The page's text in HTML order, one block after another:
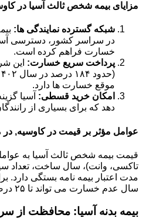
مزایای بیمه شخص ثالث آسیا در
شبکه گسترده نمایندگی ها:
در سراسر کشور، دسترسی
خسارت فراهم کرده است.
پرداخت سریع خسارت: این
موقع خسارت ها دارد.
امکان خرید قسطی: آسیا
دهد که برای بسیاری از
عوامل مؤثر بر قیمت در کاوسیه,
قیمت بیمه شخص ثالث آسیا به
تاکسی، وانت)، سال ساخت، تعداد
سال عدم خسارت می تواند تا ۲۵ درصد کاهش قیمت داشته باشد.
بیمه بدنه آسیا: محافظت از